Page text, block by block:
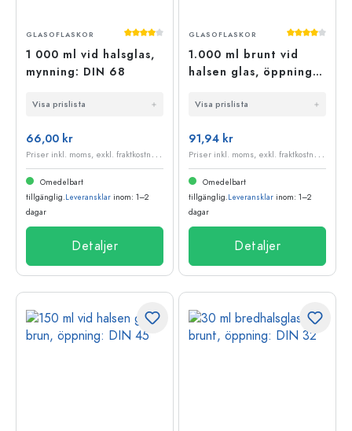
Genomsnittligt betyg på 4 av 5 stjärnor
GLASOFLASKOR
1 000 ml vid halsglas,
mynning: DIN 68
Visa prislista
66,00 kr
P
riser inkl. moms, exkl. fraktkostnader
Omedelbart
tillgänglig.Leveransklar inom: 1–2
dagar
Detaljer
GLASOFLASKOR
1.000 ml brunt vid
halsen glas, öppning:
Visa prislista
91,94 kr
P
riser inkl. moms, exkl. fraktkostnader
Omedelbart
tillgänglig.Leveransklar inom: 1–2
dagar
Detaljer